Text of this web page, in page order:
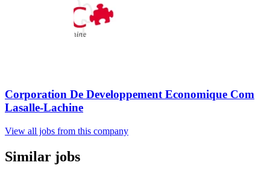
Corporation De Developpement Economique Com
Lasalle-Lachine
View all jobs from this company
Similar jobs